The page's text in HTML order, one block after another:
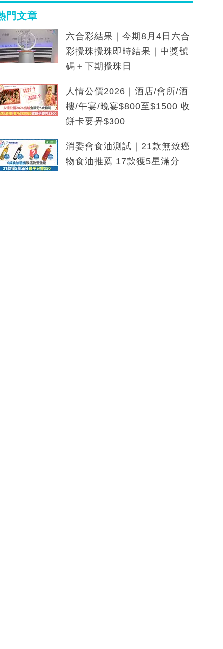
門文章
六合彩結果｜今期8月4日六合
彩攪珠攪珠即時結果｜中獎號
碼＋下期攪珠日
人情公價2026｜酒店/會所/酒
樓/午宴/晚宴$800至$1500 收
餅卡要畀$300
消委會食油測試｜21款無致癌
物食油推薦 17款獲5星滿分